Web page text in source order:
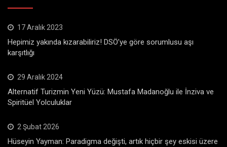
17 Aralık 2023
Hepimiz yakında kızarabiliriz! DSÖ’ye göre sorumlusu aşı
karşıtlığı
29 Aralık 2024
Alternatif Turizmin Yeni Yüzü: Mustafa Madanoğlu ile İnziva ve
Spiritüel Yolculuklar
2 Şubat 2026
Hüseyin Yayman: Paradigma değişti, artık hiçbir şey eskisi üzere